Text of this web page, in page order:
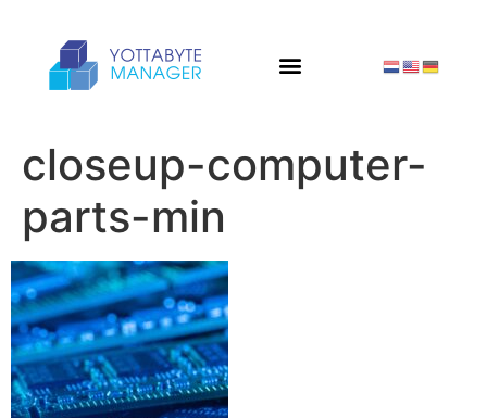
closeup-computer-
parts-min